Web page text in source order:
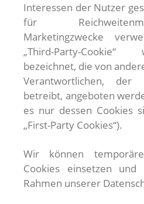
Interessen der Nutzer
für
Marketingzwecke
„Third-Party-
bezeichnet, die von
Verantwortlichen, der
betreibt, angeboten
es nur dessen Cookies
„First-Party Cookies“).
Wir können
Cookies einsetzen
Rahmen unserer